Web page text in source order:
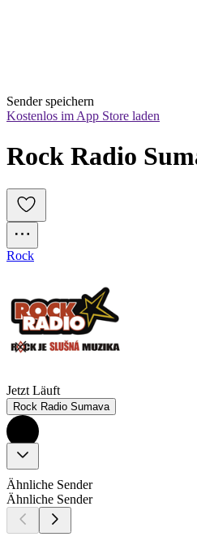
Sender speichern
Kostenlos im App Store laden
Rock Radio
Rock
Jetzt Läuft
Rock Radio Sumava
Ähnliche Sender
Ähnliche Sender